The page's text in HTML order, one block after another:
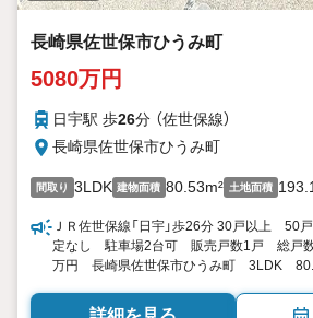
長崎県佐世保市ひうみ町
5080万円
日宇駅 歩26分 （佐世保線）
長崎県佐世保市ひうみ町
間取り 3LDK 建物面積 80.53m² 土地面積
ＪＲ佐世保線「日宇」歩26分 30戸以上
定なし 駐車場2台可 販売戸数1戸 総戸
万円 長崎県佐世保市ひうみ町 3LDK